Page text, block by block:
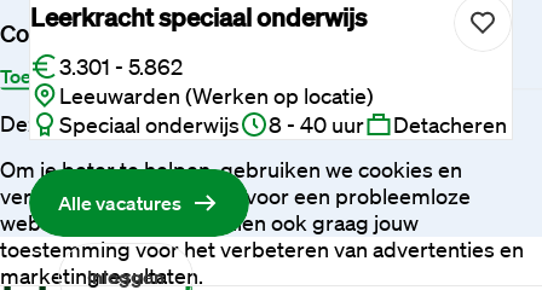
Hulp
service
Inloggen
Cookies
ToestemmingDetailsOver
Deze website maakt gebruik van cookies
Om je beter te helpen, gebruiken we cookies en
vergelijkbare technieken voor een probleemloze
website-ervaring. We willen ook graag jouw
toestemming voor het verbeteren van advertenties en
marketingresultaten.
Leerkracht speciaal onderwijs
3.301 - 5.862
Leeuwarden (Werken op locatie)
Speciaal onderwijs
8 - 40 uur Detacheren
Alle vacatures